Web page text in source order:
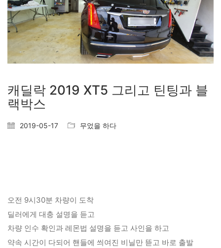
캐딜락 2019 XT5 그리고 틴팅과 블
랙박스
2019-05-17 무었을 하다
오전 9시30분 차량이 도착
딜러에게 대충 설명을 듣고
차량 인수 확인과 레몬법 설명을 듣고 사인을 하고
약속 시간이 다되어 핸들에 씌여진 비닐만 뜯고 바로 출발